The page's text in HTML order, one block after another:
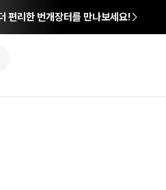
편리한 번개장터를 만나보세요!